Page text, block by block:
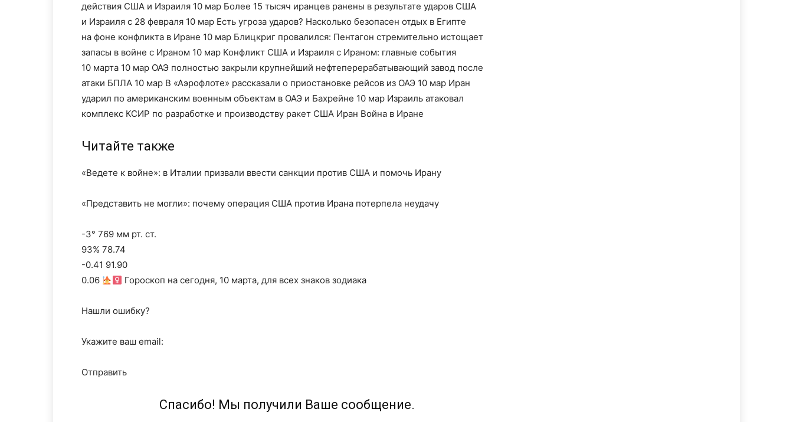
действия США и Израиля 10 мар Более 15 тысяч иранцев ранены в результате ударов США
и Израиля с 28 февраля 10 мар Есть угроза ударов? Насколько безопасен отдых в Египте
на фоне конфликта в Иране 10 мар Блицкриг провалился: Пентагон стремительно истощает
запасы в войне с Ираном 10 мар Конфликт США и Израиля с Ираном: главные события
10 марта 10 мар ОАЭ полностью закрыли крупнейший нефтеперерабатывающий завод после
атаки БПЛА 10 мар В «Аэрофлоте» рассказали о приостановке рейсов из ОАЭ 10 мар Иран
ударил по американским военным объектам в ОАЭ и Бахрейне 10 мар Израиль атаковал
комплекс КСИР по разработке и производству ракет США Иран Война в Иране
Читайте также
«Ведете к войне»: в Италии призвали ввести санкции против США и помочь Ирану
«Представить не могли»: почему операция США против Ирана потерпела неудачу
-3° 769 мм рт. ст.
93% 78.74
-0.41 91.90
0.06
Гороскоп на сегодня, 10 марта, для всех знаков зодиака
Нашли ошибку?
Укажите ваш email:
Отправить
Спасибо! Мы получили Ваше сообщение.